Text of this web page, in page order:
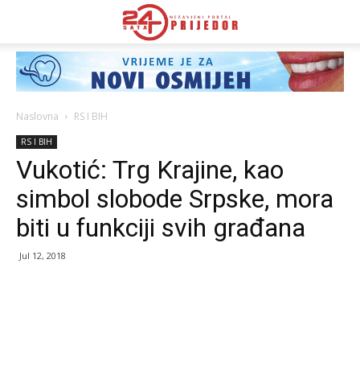
Naslovna RS I BIH
RS I BIH
Vukotić: Trg Krajine, kao
simbol slobode Srpske, mora
biti u funkciji svih građana
Jul 12, 2018